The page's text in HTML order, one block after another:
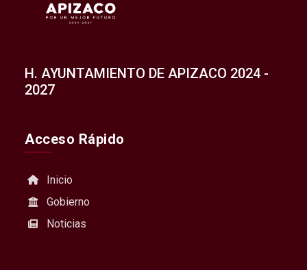
H. AYUNTAMIENTO DE APIZACO 2024 -
2027
Acceso Rápido
Inicio
Gobierno
Noticias